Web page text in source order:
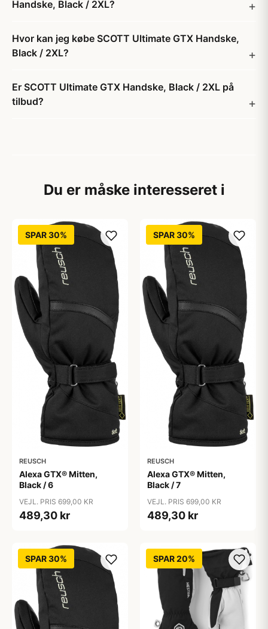
Handske, Black / 2XL?
Hvor kan jeg købe SCOTT Ultimate GTX Handske,
Black / 2XL?
Er SCOTT Ultimate GTX Handske, Black / 2XL på
tilbud?
Du er måske interesseret i
SPAR 30%
REUSCH
Alexa GTX® Mitten,
Black / 6
VEJL. PRIS 699,00 KR
489,30 kr
SPAR 30%
REUSCH
Alexa GTX® Mitten,
Black / 7
VEJL. PRIS 699,00 KR
489,30 kr
SPAR 30% SPAR 20%